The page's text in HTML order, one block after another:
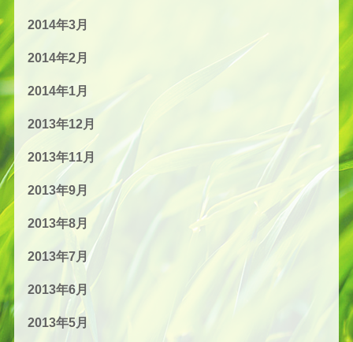
2014年3月
2014年2月
2014年1月
2013年12月
2013年11月
2013年9月
2013年8月
2013年7月
2013年6月
2013年5月